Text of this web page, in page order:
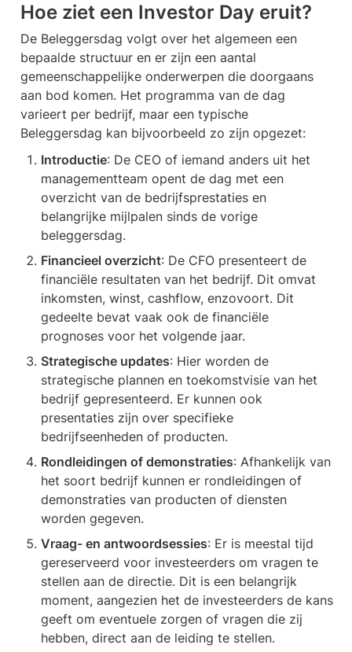
Hoe ziet een Investor Day eruit?
De Beleggersdag volgt over het algemeen een
bepaalde structuur en er zijn een aantal
gemeenschappelijke onderwerpen die doorgaans
aan bod komen. Het programma van de dag
varieert per bedrijf, maar een typische
Beleggersdag kan bijvoorbeeld zo zijn opgezet:
Introductie: De CEO of iemand anders uit het
managementteam opent de dag met een
overzicht van de bedrijfsprestaties en
belangrijke mijlpalen sinds de vorige
beleggersdag.
Financieel overzicht: De CFO presenteert de
financiële resultaten van het bedrijf. Dit omvat
inkomsten, winst, cashflow, enzovoort. Dit
gedeelte bevat vaak ook de financiële
prognoses voor het volgende jaar.
Strategische updates: Hier worden de
strategische plannen en toekomstvisie van het
bedrijf gepresenteerd. Er kunnen ook
presentaties zijn over specifieke
bedrijfseenheden of producten.
Rondleidingen of demonstraties: Afhankelijk van
het soort bedrijf kunnen er rondleidingen of
demonstraties van producten of diensten
worden gegeven.
Vraag- en antwoordsessies: Er is meestal tijd
gereserveerd voor investeerders om vragen te
stellen aan de directie. Dit is een belangrijk
moment, aangezien het de investeerders de kans
geeft om eventuele zorgen of vragen die zij
hebben, direct aan de leiding te stellen.